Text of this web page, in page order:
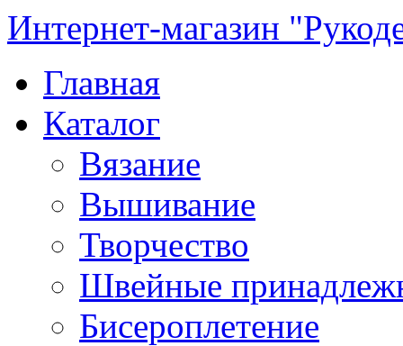
Интернет-магазин
Главная
Каталог
Вязание
Вышивание
Творчество
Швейные
Бисероплетение